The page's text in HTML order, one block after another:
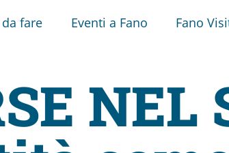
da fare Eventi a Fano Fano
NEL